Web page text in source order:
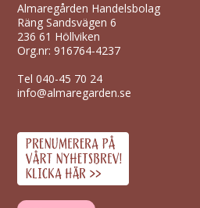
Almaregården Handelsbolag
Räng Sandsvägen 6
236 61 Höllviken
Org.nr: 916764-4237
Tel040-45 70 24
info@almaregarden.se